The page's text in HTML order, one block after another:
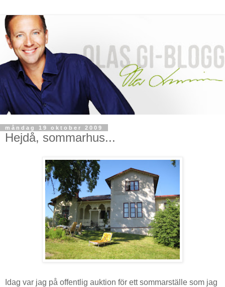
måndag 19 oktober 2009
Hejdå, sommarhus...
Idag var jag på offentlig auktion för ett sommarställe som jag